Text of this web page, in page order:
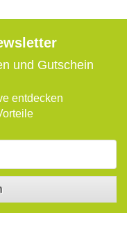
und Gutschein
entdecken